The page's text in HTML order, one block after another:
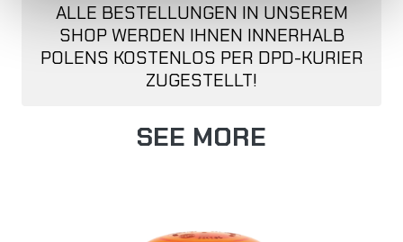
ALLE BESTELLUNGEN IN UNSEREM
SHOP WERDEN IHNEN INNERHALB
POLENS KOSTENLOS PER DPD-KURIER
ZUGESTELLT!
SEE MORE